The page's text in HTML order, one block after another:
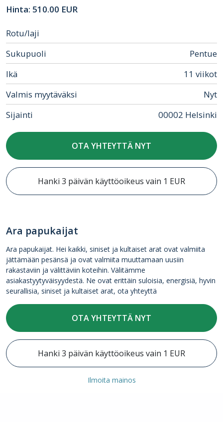
Hinta: 510.00 EUR
Rotu/laji
Sukupuoli
Pentue
Ikä
11 viikot
Valmis myytäväksi
Nyt
Sijainti
00002 Helsinki
OTA YHTEYTTÄ NYT
Hanki 3 päivän käyttöoikeus vain 1 EUR
Ara papukaijat
Ara papukaijat. Hei kaikki, siniset ja kultaiset arat ovat valmiita
jättämään pesänsä ja ovat valmiita muuttamaan uusiin
rakastaviin ja välittäviin koteihin. Välitämme
asiakastyytyväisyydestä. Ne ovat erittäin suloisia, energisiä, hyvin
seurallisia, siniset ja kultaiset arat, ota yhteyttä
OTA YHTEYTTÄ NYT
Hanki 3 päivän käyttöoikeus vain 1 EUR
Ilmoita mainos